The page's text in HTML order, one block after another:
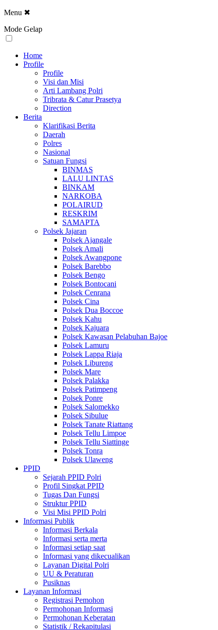
Menu ✖
Mode Gelap
Home
Profile
Profile
Visi dan Misi
Arti Lambang Polri
Tribrata & Catur Prasetya
Direction
Berita
Klarifikasi Berita
Daerah
Polres
Nasional
Satuan Fungsi
BINMAS
LALU LINTAS
BINKAM
NARKOBA
POLAIRUD
RESKRIM
SAMAPTA
Polsek Jajaran
Polsek Ajangale
Polsek Amali
Polsek Awangpone
Polsek Barebbo
Polsek Bengo
Polsek Bontocani
Polsek Cenrana
Polsek Cina
Polsek Dua Boccoe
Polsek Kahu
Polsek Kajuara
Polsek Kawasan Pelabuhan Bajoe
Polsek Lamuru
Polsek Lappa Riaja
Polsek Libureng
Polsek Mare
Polsek Palakka
Polsek Patimpeng
Polsek Ponre
Polsek Salomekko
Polsek Sibulue
Polsek Tanate Riattang
Polsek Tellu Limpoe
Polsek Tellu Siattinge
Polsek Tonra
Polsek Ulaweng
PPID
Sejarah PPID Polri
Profil Singkat PPID
Tugas Dan Fungsi
Struktur PPID
Visi Misi PPID Polri
Informasi Publik
Informasi Berkala
Informasi serta merta
Informasi setiap saat
Informasi yang dikecualikan
Layanan Digital Polri
UU & Peraturan
Pusiknas
Layanan Informasi
Registrasi Pemohon
Permohonan Informasi
Permohonan Keberatan
Statistik / Rekapitulasi